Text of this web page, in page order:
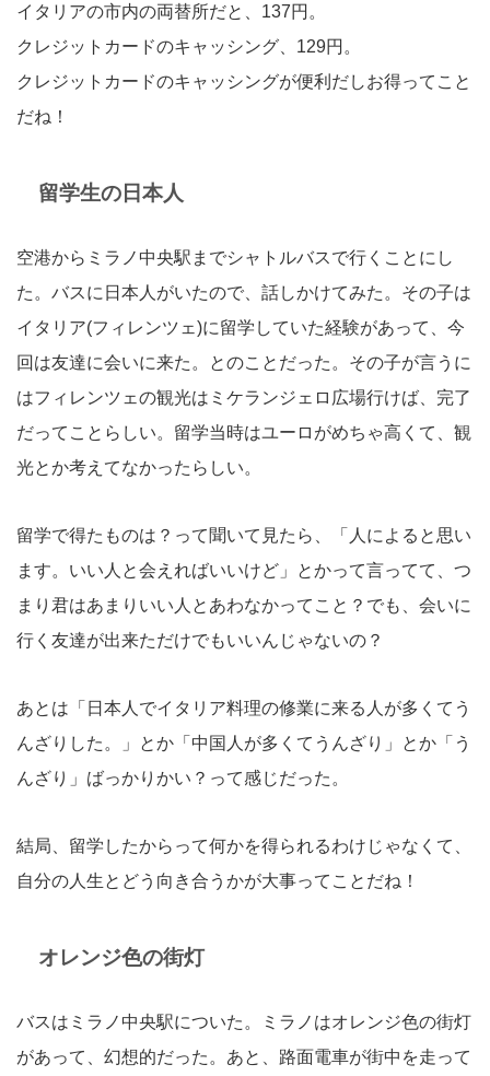
イタリアの市内の両替所だと、137円。
クレジットカードのキャッシング、129円。
クレジットカードのキャッシングが便利だしお得ってこと
だね！
留学生の日本人
空港からミラノ中央駅までシャトルバスで行くことにし
た。バスに日本人がいたので、話しかけてみた。その子は
イタリア(フィレンツェ)に留学していた経験があって、今
回は友達に会いに来た。とのことだった。その子が言うに
はフィレンツェの観光はミケランジェロ広場行けば、完了
だってことらしい。留学当時はユーロがめちゃ高くて、観
光とか考えてなかったらしい。
留学で得たものは？って聞いて見たら、「人によると思い
ます。いい人と会えればいいけど」とかって言ってて、つ
まり君はあまりいい人とあわなかってこと？でも、会いに
行く友達が出来ただけでもいいんじゃないの？
あとは「日本人でイタリア料理の修業に来る人が多くてう
んざりした。」とか「中国人が多くてうんざり」とか「う
んざり」ばっかりかい？って感じだった。
結局、留学したからって何かを得られるわけじゃなくて、
自分の人生とどう向き合うかが大事ってことだね！
オレンジ色の街灯
バスはミラノ中央駅についた。ミラノはオレンジ色の街灯
があって、幻想的だった。あと、路面電車が街中を走って